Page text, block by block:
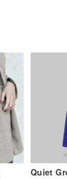
Quiet